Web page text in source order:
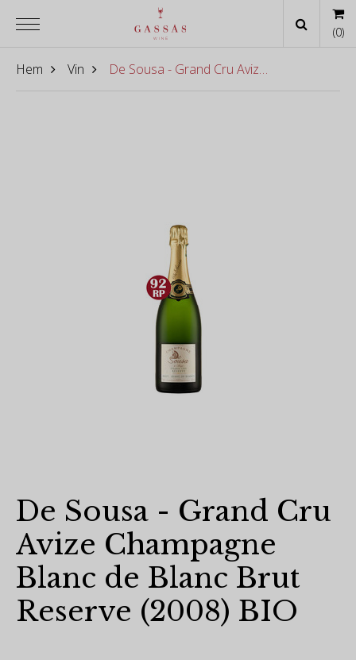
Hem Vin De Sousa - Grand Cru Avize Champagne Blanc de Blanc Brut Reserve (2008) BIO
De Sousa - Grand Cru
Avize Champagne
Blanc de Blanc Brut
Reserve (2008) BIO
(0)